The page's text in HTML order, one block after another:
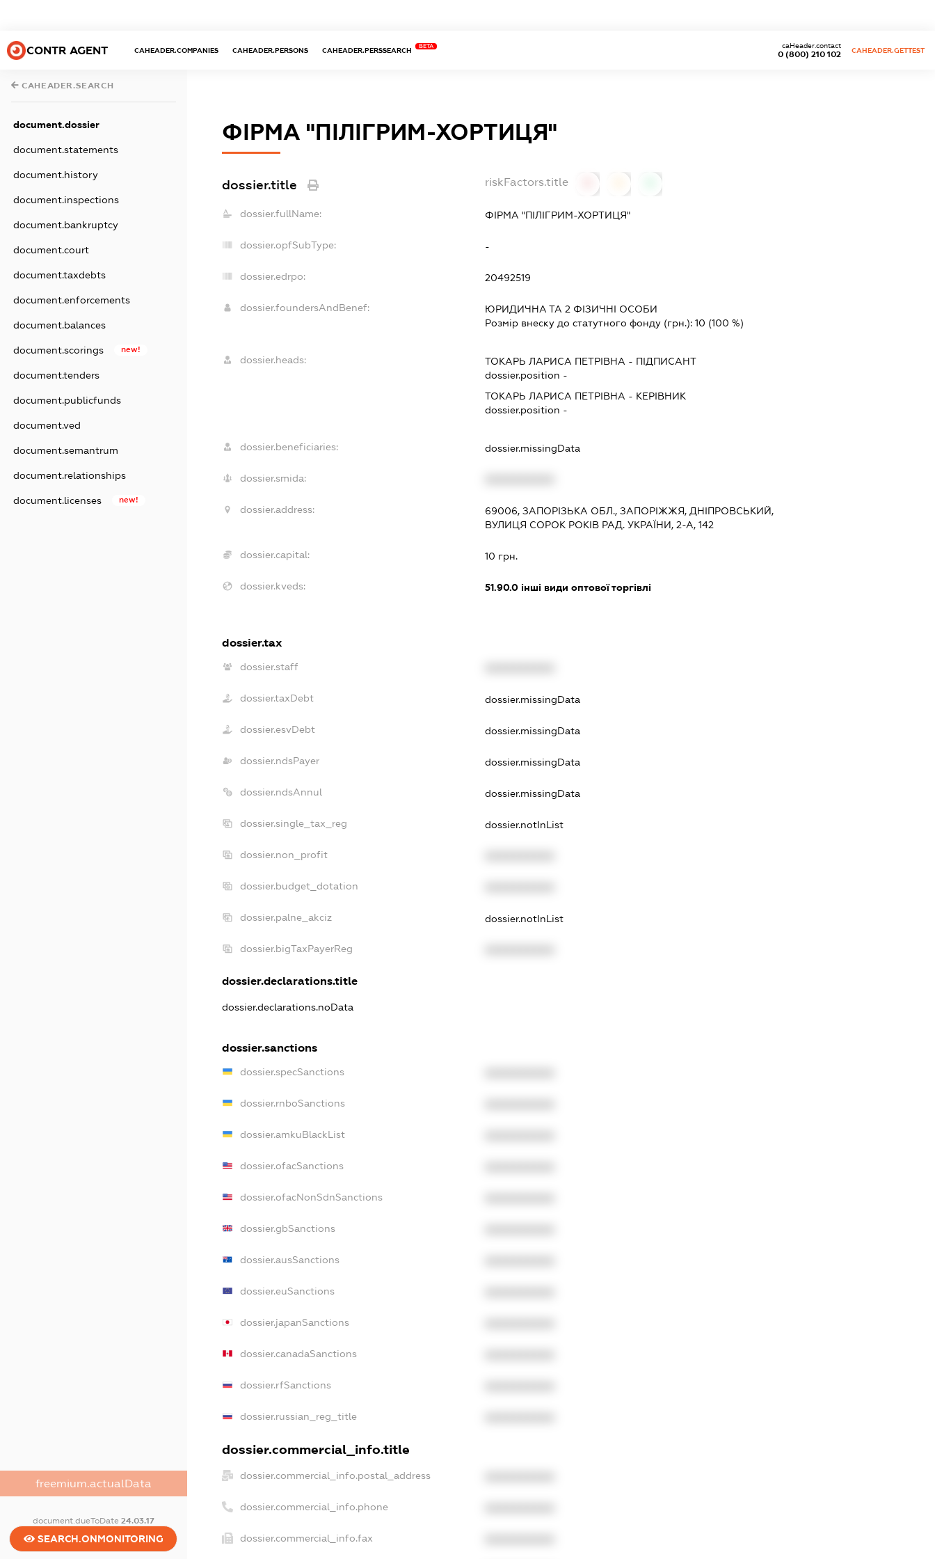
CONTR AGENT CAHEADER.COMPANIES CAHEADER.PERSONS CAHEADER.PERSSEARCH
BETA
0 (800) 210 102
caHeader.contact
CAHEADER.GETTEST
CAHEADER.SEARCH
document.dossier
document.statements
document.history
document.inspections
document.bankruptcy
document.court
document.taxdebts
document.enforcements
document.balances
document.scorings new!
document.tenders
document.publicfunds
document.ved
document.semantrum
document.relationships
document.licenses new!
freemium.actualData
document.dueToDate 24.03.17
SEARCH.ONMONITORING
ФІРМА "ПІЛІГРИМ-ХОРТИЦЯ"
dossier.title riskFactors.title
dossier.fullName: ФІРМА "ПІЛІГРИМ-ХОРТИЦЯ"
dossier.opfSubType: -
dossier.edrpo: 20492519
dossier.foundersAndBenef:
ЮРИДИЧНА ТА 2 ФІЗИЧНІ ОСОБИ
Розмір внеску до статутного фонду (грн.):10 (100 %)
dossier.heads: ТОКАРЬ ЛАРИСА ПЕТРІВНА - ПІДПИСАНТ
dossier.position -
ТОКАРЬ ЛАРИСА ПЕТРІВНА - КЕРІВНИК
dossier.position -
dossier.beneficiaries: dossier.missingData
dossier.smida:
dossier.address:
69006, ЗАПОРІЗЬКА ОБЛ., ЗАПОРІЖЖЯ, ДНІПРОВСЬКИЙ,
ВУЛИЦЯ СОРОК РОКІВ РАД. УКРАЇНИ, 2-А, 142
dossier.capital: 10 грн.
dossier.kveds: 51.90.0 інші види оптової торгівлі
dossier.tax
dossier.staff
dossier.taxDebt dossier.missingData
dossier.esvDebt dossier.missingData
dossier.ndsPayer dossier.missingData
dossier.ndsAnnul dossier.missingData
dossier.single_tax_reg dossier.notInList
dossier.non_profit
dossier.budget_dotation
dossier.palne_akciz dossier.notInList
dossier.bigTaxPayerReg
dossier.declarations.title
dossier.declarations.noData
dossier.sanctions
dossier.specSanctions
dossier.rnboSanctions
dossier.amkuBlackList
dossier.ofacSanctions
dossier.ofacNonSdnSanctions
dossier.gbSanctions
dossier.ausSanctions
dossier.euSanctions
dossier.japanSanctions
dossier.canadaSanctions
dossier.rfSanctions
dossier.russian_reg_title
dossier.commercial_info.title
dossier.commercial_info.postal_address
dossier.commercial_info.phone
dossier.commercial_info.fax